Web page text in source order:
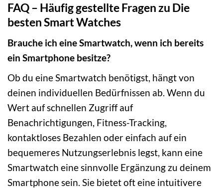
FAQ – Häufig gestellte Fragen zu Die
besten Smart Watches
Brauche ich eine Smartwatch, wenn ich bereits
ein Smartphone besitze?
Ob du eine Smartwatch benötigst, hängt von
deinen individuellen Bedürfnissen ab. Wenn du
Wert auf schnellen Zugriff auf
Benachrichtigungen, Fitness-Tracking,
kontaktloses Bezahlen oder einfach auf ein
bequemeres Nutzungserlebnis legst, kann eine
Smartwatch eine sinnvolle Ergänzung zu deinem
Smartphone sein. Sie bietet oft eine intuitivere